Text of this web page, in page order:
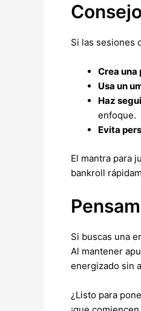
Si las sesiones
Crea una
Usa un
Haz
enfoque.
Evita
El mantra para
bankroll
Si buscas una
Al mantener
energizado sin
¿Listo para